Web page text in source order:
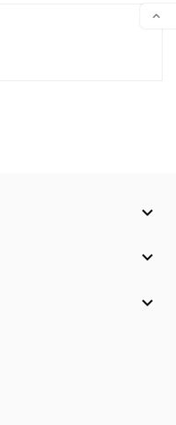



